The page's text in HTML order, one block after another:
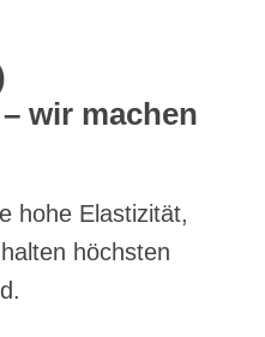
wir machen
hohe Elastizität,
höchsten